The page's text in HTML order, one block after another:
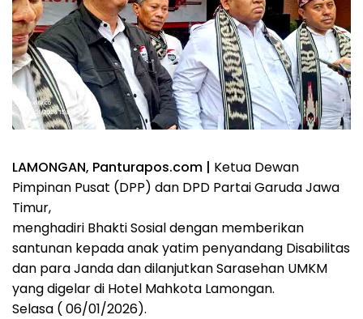
LAMONGAN, Panturapos.com | Ketua Dewan
Pimpinan Pusat (DPP) dan DPD Partai Garuda Jawa
Timur,
menghadiri Bhakti Sosial dengan memberikan
santunan kepada anak yatim penyandang Disabilitas
dan para Janda dan dilanjutkan Sarasehan UMKM
yang digelar di Hotel Mahkota Lamongan.
Selasa ( 06/01/2026).